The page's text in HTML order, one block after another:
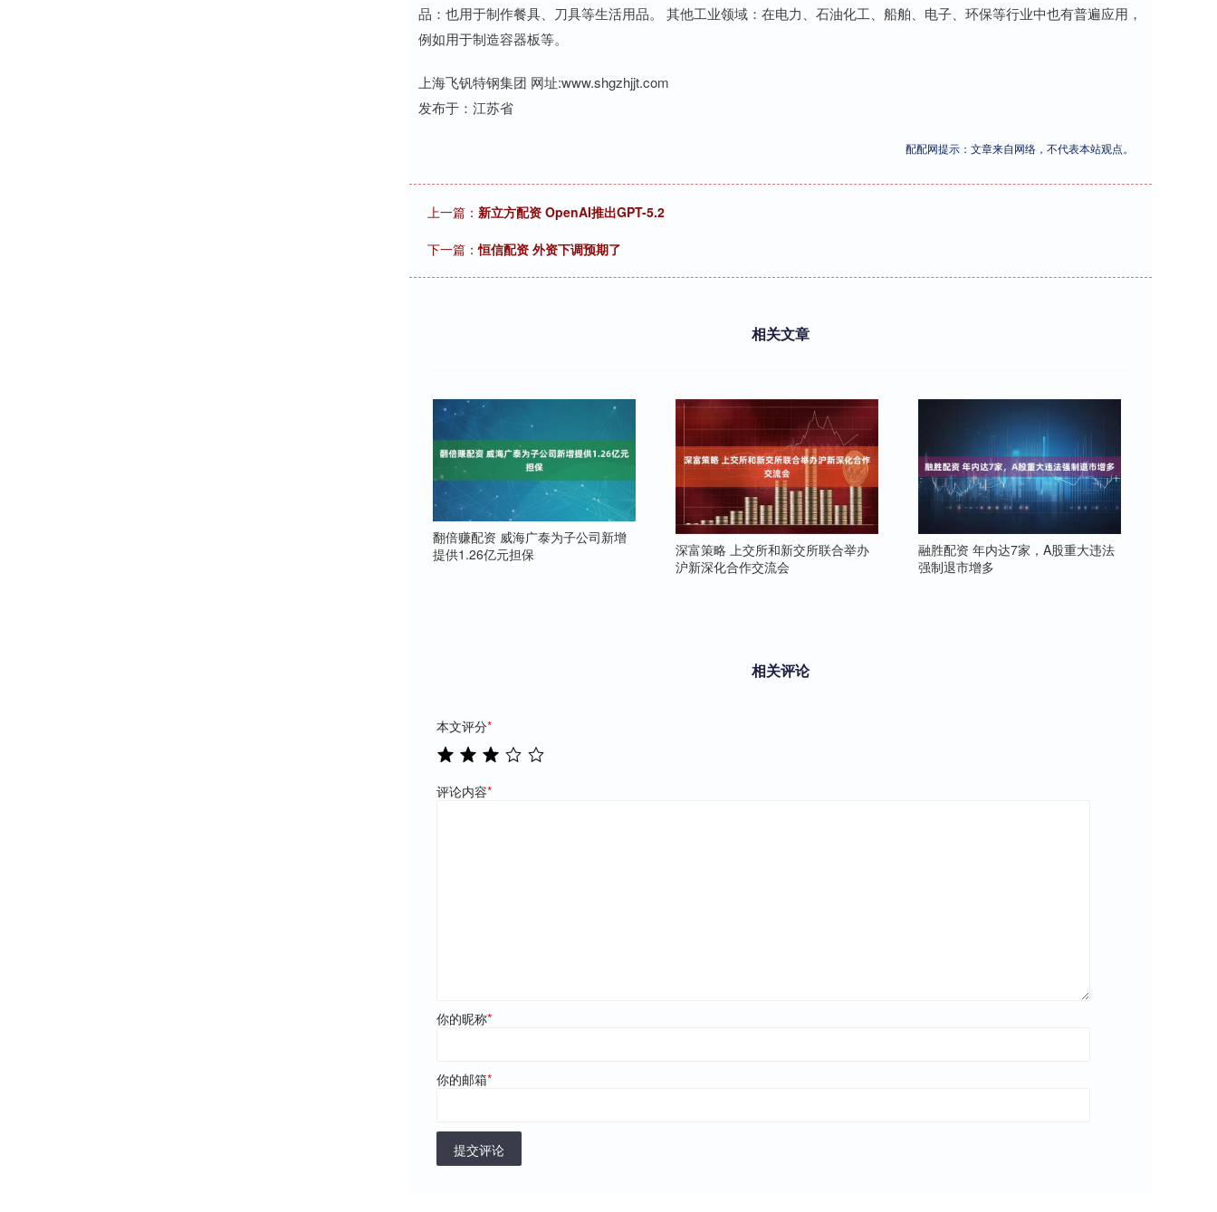
品：也用于制作餐具、刀具等生活用品。 其他工业领域：在电力、石油化工、船舶、电子、环保等行业中也有普遍应用，
例如用于制造容器板等。
上海飞钒特钢集团 网址:www.shgzhjjt.com
发布于：江苏省
配配网提示：文章来自网络，不代表本站观点。
上一篇： 新立方配资 OpenAI推出GPT-5.2
下一篇：恒信配资 外资下调预期了
相关文章
翻倍赚配资 威海广泰为子公司新增
提供1.26亿元担保
深富策略 上交所和新交所联合举办
沪新深化合作交流会
融胜配资 年内达7家，A股重大违法
强制退市增多
相关评论
本文评分*
评论内容*
你的昵称*
你的邮箱*
提交评论